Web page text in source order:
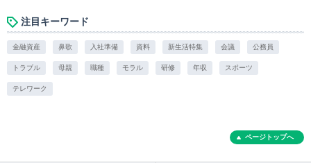
注目キーワード
金融資産 鼻歌 入社準備 資料 新生活特集 会議 公務員
トラブル 母親 職種 モラル 研修 年収 スポーツ
テレワーク
ページトップへ